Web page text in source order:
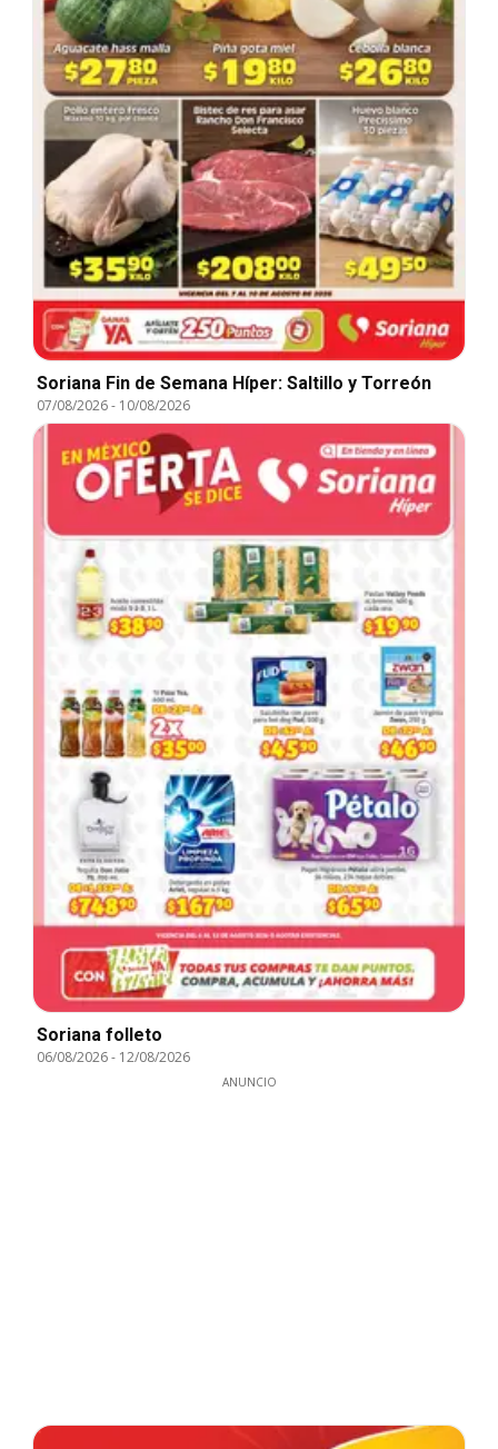
Soriana Fin de Semana Híper: Saltillo y Torreón
07/08/2026- 10/08/2026
Soriana folleto
06/08/2026- 12/08/2026
ANUNCIO